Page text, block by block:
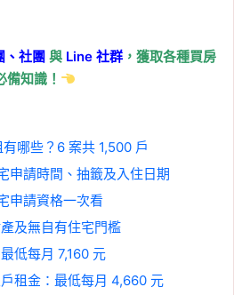
、社團與 Line社群 ，獲取各種買房
備知識！
哪些？6 案共 1,500 戶
申請時間、抽籤及入住日期
申請資格一次看
及無自有住宅門檻
低每月 7,160 元
租金：最低每月 4,660 元